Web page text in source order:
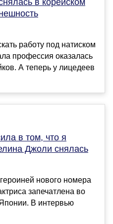
в корейском
работу под натиском
профессия оказалась
А теперь у лицедеев
в том, что я
Джоли снялась
нового номера
запечатлена во
В интервью